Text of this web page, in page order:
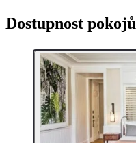
Dostupnost pokojů